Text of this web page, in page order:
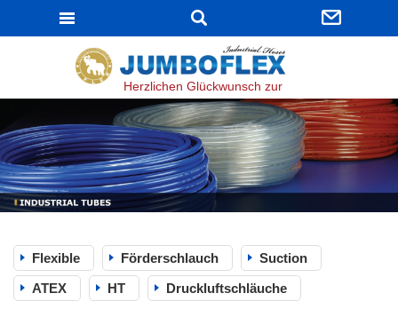
Herzlichen Glückwunsch zur bestandenen ISO
Flexible Förderschlauch
Suction
ATEX
HT Druckluftschläuche